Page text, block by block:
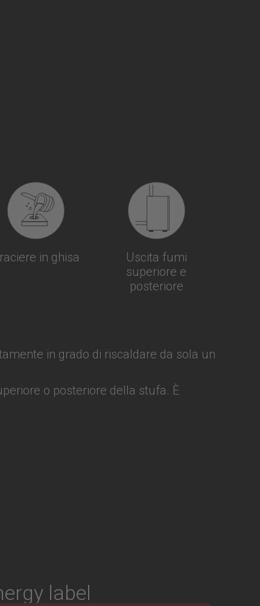
in ghisa
Uscita fumi
superiore e
posteriore
in grado di riscaldare da sola un
o posteriore della stufa. È
label